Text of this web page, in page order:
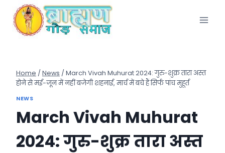
content
Home / News / March Vivah Muhurat 2024: गुरु-शुक्र तारा अस्त
होने से मई-जून में नहीं बजेगी शहनाई, मार्च में बचे हैं सिर्फ पांच मुहूर्त
NEWS
March Vivah Muhurat
2024: गुरु-शुक्र तारा अस्त